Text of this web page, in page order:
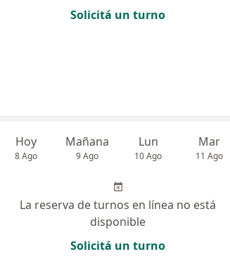
Solicitá un turno
Hoy
8 Ago
Mañana
9 Ago
Lun
10 Ago
Mar
11 Ago
La reserva de turnos en línea no está
disponible
Solicitá un turno